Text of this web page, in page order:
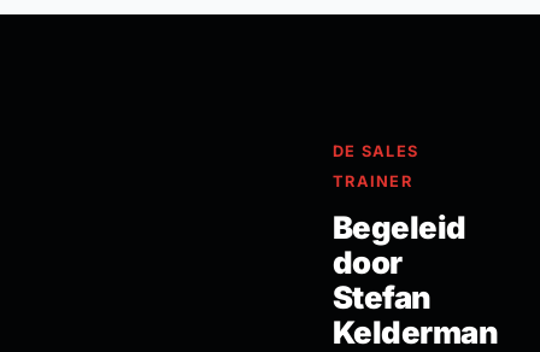
DE SALES
TRAINER
Begeleid
door
Stefan
Kelderman